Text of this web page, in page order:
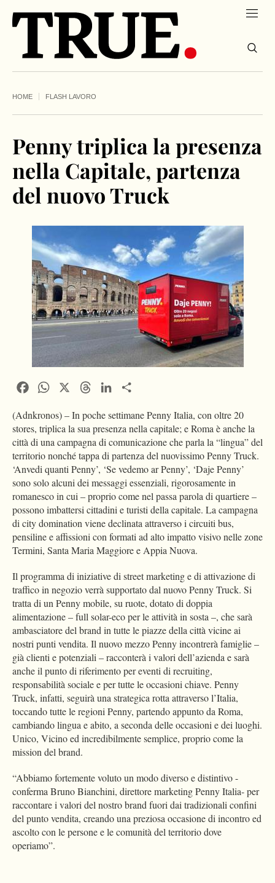
HOME FLASH LAVORO
Penny triplica la presenza
nella Capitale, partenza
del nuovo Truck
FacebookWhatsApp ThreadsLinkedIn
(Adnkronos) – In poche settimane Penny Italia, con oltre 20
stores, triplica la sua presenza nella capitale; e Roma è anche la
città di una campagna di comunicazione che parla la “lingua” del
territorio nonché tappa di partenza del nuovissimo Penny Truck.
‘Anvedi quanti Penny’, ‘Se vedemo ar Penny’, ‘Daje Penny’
sono solo alcuni dei messaggi essenziali, rigorosamente in
romanesco in cui – proprio come nel passa parola di quartiere –
possono imbattersi cittadini e turisti della capitale. La campagna
di city domination viene declinata attraverso i circuiti bus,
pensiline e affissioni con formati ad alto impatto visivo nelle zone
Termini, Santa Maria Maggiore e Appia Nuova.
Il programma di iniziative di street marketing e di attivazione di
traffico in negozio verrà supportato dal nuovo Penny Truck. Si
tratta di un Penny mobile, su ruote, dotato di doppia
alimentazione – full solar-eco per le attività in sosta –, che sarà
ambasciatore del brand in tutte le piazze della città vicine ai
nostri punti vendita. Il nuovo mezzo Penny incontrerà famiglie –
già clienti e potenziali – racconterà i valori dell’azienda e sarà
anche il punto di riferimento per eventi di recruiting,
responsabilità sociale e per tutte le occasioni chiave. Penny
Truck, infatti, seguirà una strategica rotta attraverso l’Italia,
toccando tutte le regioni Penny, partendo appunto da Roma,
cambiando lingua e abito, a seconda delle occasioni e dei luoghi.
Unico, Vicino ed incredibilmente semplice, proprio come la
mission del brand.
“Abbiamo fortemente voluto un modo diverso e distintivo -
conferma Bruno Bianchini, direttore marketing Penny Italia- per
raccontare i valori del nostro brand fuori dai tradizionali confini
del punto vendita, creando una preziosa occasione di incontro ed
ascolto con le persone e le comunità del territorio dove
operiamo”.